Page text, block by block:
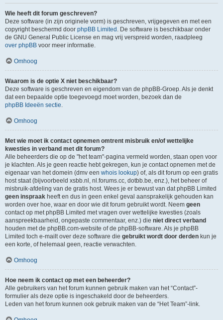
Wie heeft dit forum geschreven?
Deze software (in zijn originele vorm) is geschreven, vrijgegeven en met een
copyright beschermd door phpBB Limited . De software is beschikbaar onder
de GNU General Public License en mag vrij verspreid worden, raadpleeg
over phpBB voor meer informatie.
Omhoog
Waarom is de optie X niet beschikbaar?
Deze software is geschreven en eigendom van de phpBB-Groep. Als je denkt
dat een bepaalde optie toegevoegd moet worden, bezoek dan de
phpBB Ideeën sectie.
Omhoog
Met wie moet ik contact opnemen omtrent misbruik en/of wettelijke
kwesties in verband met dit forum?
Alle beheerders die op de "het team"-pagina vermeld worden, staan open voor
je klachten. Als je geen reactie hebt gekregen, kun je contact opnemen met de
eigenaar van het domein (dmv een whois lookup) of, als dit forum op een gratis
host staat (bijvoorbeeld xsbb.nl, nl.forums.cc, dotbb.be, enz.), het beheer of
misbruik-afdeling van de gratis host. Wees je er bewust van dat phpBB Limited
geen inspraak heeft en dus in geen enkel geval aansprakelijk gehouden kan
worden over hoe, waar en door wie dit forum gebruikt wordt. Neem geen
contact op met phpBB Limited met vragen over wettelijke kwesties (zoals
aanspreekbaarheid, ongepaste commentaar, enz.) die niet direct verband
houden met de phpBB.com-website of de phpBB-software. Als je phpBB
Limited toch e-mailt over deze software die gebruikt wordt door derden kun je
een korte, of helemaal geen, reactie verwachten.
Omhoog
Hoe neem ik contact op met een beheerder?
Alle gebruikers van het forum kunnen gebruik maken van het “Contact”-
formulier als deze optie is ingeschakeld door de beheerders.
Leden van het forum kunnen ook gebruik maken van de “Het Team”-link.